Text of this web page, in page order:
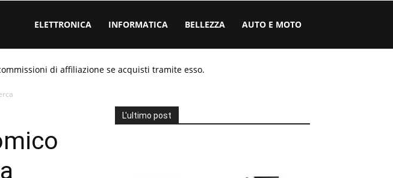
ELETTRONICA INFORMATICA BELLEZZA AUTO E MOTO
di affiliazione se acquisti tramite esso.
L'ultimo post